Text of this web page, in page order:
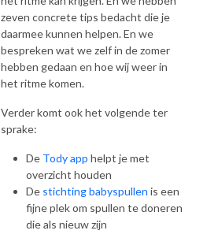
zeven concrete tips bedacht die je
daarmee kunnen helpen. En we
bespreken wat we zelf in de zomer
hebben gedaan en hoe wij weer in
het ritme komen.
Verder komt ook het volgende ter
sprake:
De Tody app helpt je met
overzicht houden
De stichting babyspullen is een
fijne plek om spullen te doneren
die als nieuw zijn